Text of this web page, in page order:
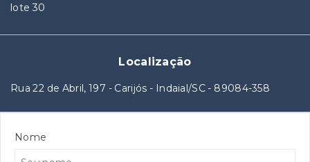
lote 30
Localização
Rua 22 de Abril, 197 - Carijós - Indaial/SC- 89084-358
Nome